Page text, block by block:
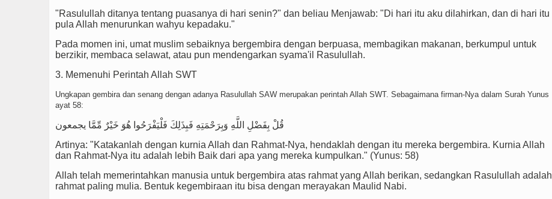
"Rasulullah ditanya tentang puasanya di hari senin?" dan beliau Menjawab: "Di hari itu aku dilahirkan, dan di hari itu
pula Allah menurunkan wahyu kepadaku."
Pada momen ini, umat muslim sebaiknya bergembira dengan berpuasa, membagikan makanan, berkumpul untuk
berzikir, membaca selawat, atau pun mendengarkan syama'il Rasulullah.
3. Memenuhi Perintah Allah SWT
Ungkapan gembira dan senang dengan adanya Rasulullah SAW merupakan perintah Allah SWT. Sebagaimana firman-Nya dalam Surah Yunus
ayat 58:
قُلْ بِفَضْلِ اللَّهِ وَبِرَحْمَتِهِ فَبِذَلِكَ فَلْيَفْرَحُوا هُوَ خَيْرٌ مِّمَّا يجمعون
Artinya: "Katakanlah dengan kurnia Allah dan Rahmat-Nya, hendaklah dengan itu mereka bergembira. Kurnia Allah
dan Rahmat-Nya itu adalah lebih Baik dari apa yang mereka kumpulkan." (Yunus: 58)
Allah telah memerintahkan manusia untuk bergembira atas rahmat yang Allah berikan, sedangkan Rasulullah adalah
rahmat paling mulia. Bentuk kegembiraan itu bisa dengan merayakan Maulid Nabi.